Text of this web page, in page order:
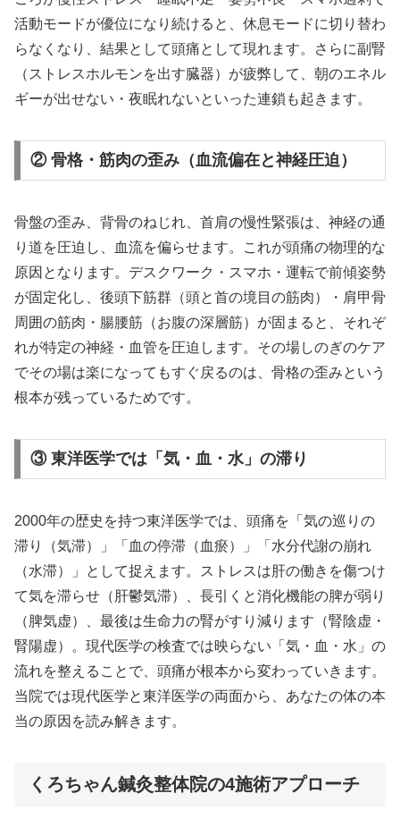
活動モードが優位になり続けると、休息モードに切り替わ
らなくなり、結果として頭痛として現れます。さらに副腎
（ストレスホルモンを出す臓器）が疲弊して、朝のエネル
ギーが出せない・夜眠れないといった連鎖も起きます。
② 骨格・筋肉の歪み（血流偏在と神経圧迫）
骨盤の歪み、背骨のねじれ、首肩の慢性緊張は、神経の通
り道を圧迫し、血流を偏らせます。これが頭痛の物理的な
原因となります。デスクワーク・スマホ・運転で前傾姿勢
が固定化し、後頭下筋群（頭と首の境目の筋肉）・肩甲骨
周囲の筋肉・腸腰筋（お腹の深層筋）が固まると、それぞ
れが特定の神経・血管を圧迫します。その場しのぎのケア
でその場は楽になってもすぐ戻るのは、骨格の歪みという
根本が残っているためです。
③ 東洋医学では「気・血・水」の滞り
2000年の歴史を持つ東洋医学では、頭痛を「気の巡りの
滞り（気滞）」「血の停滞（血瘀）」「水分代謝の崩れ
（水滞）」として捉えます。ストレスは肝の働きを傷つけ
て気を滞らせ（肝鬱気滞）、長引くと消化機能の脾が弱り
（脾気虚）、最後は生命力の腎がすり減ります（腎陰虚・
腎陽虚）。現代医学の検査では映らない「気・血・水」の
流れを整えることで、頭痛が根本から変わっていきます。
当院では現代医学と東洋医学の両面から、あなたの体の本
当の原因を読み解きます。
くろちゃん鍼灸整体院の4施術アプローチ